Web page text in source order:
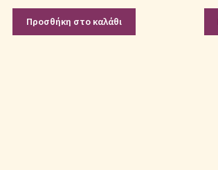
Προσθήκη στο καλάθι